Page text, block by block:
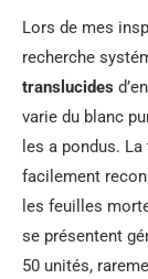
Lors de mes
recherche
translucides
varie du blanc
les a pondus.
facilement
les feuilles
se présentent
50 unités,